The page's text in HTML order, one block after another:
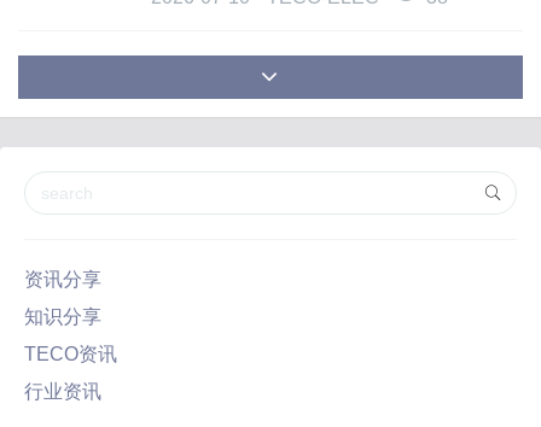
项，计算起来并不困难。
资讯分享
知识分享
TECO资讯
行业资讯